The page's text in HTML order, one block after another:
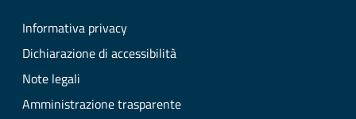
Informativa privacy
Dichiarazione di accessibilità
Note legali
Amministrazione trasparente